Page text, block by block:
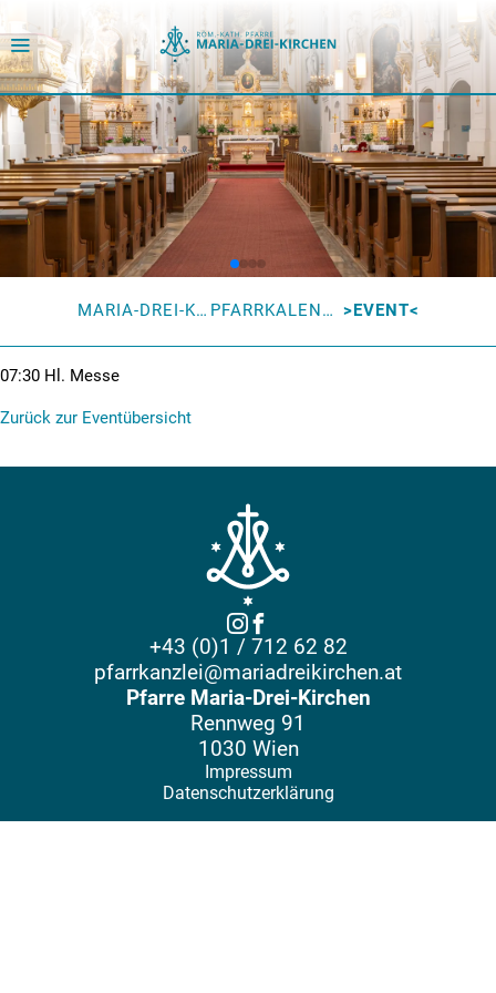
MARIA-DREI-KIRCHEN PFARRKALENDER EVENT
07:30 Hl. Messe
Zurück zur Eventübersicht
+43 (0)1 / 712 62 82
pfarrkanzlei@mariadreikirchen.at
Pfarre Maria-Drei-Kirchen
Rennweg 91
1030 Wien
Impressum
Datenschutzerklärung